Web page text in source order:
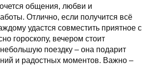
общения, любви и
Отлично, если получится всё
удастся совместить приятное с
гороскопу, вечером стоит
поездку – она подарит
и радостных моментов. Важно –